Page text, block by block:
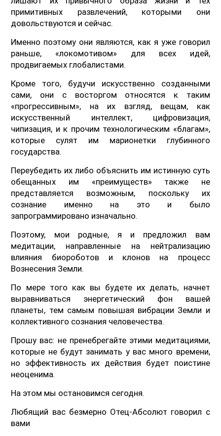
примитивных развлечений, которыми они
довольствуются и сейчас.
Именно поэтому они являются, как я уже говорил
раньше, «локомотивом» для всех идей,
продвигаемых глобалистами.
Кроме того, будучи искусственно созданными
сами, они с восторгом относятся к таким
«прогрессивным», на их взгляд, вещам, как
искусственный интеллект, цифровизация,
чипизация, и к прочим технологическим «благам»,
которые сулят им марионетки глубинного
государства.
Переубедить их либо объяснить им истинную суть
обещанных им «преимуществ» также не
представляется возможным, поскольку их
сознание именно на это и было
запрограммировано изначально.
Поэтому, мои родные, я и предложил вам
медитации, направленные на нейтрализацию
влияния биороботов и клонов на процесс
Вознесения Земли.
По мере того как вы будете их делать, начнет
выравниваться энергетический фон вашей
планеты, тем самым повышая вибрации Земли и
коллективного сознания человечества.
Прошу вас: не пренебрегайте этими медитациями,
которые не будут занимать у вас много времени,
но эффективность их действия будет поистине
неоценима.
На этом мы остановимся сегодня.
Любящий вас безмерно Отец-Абсолют говорил с
вами